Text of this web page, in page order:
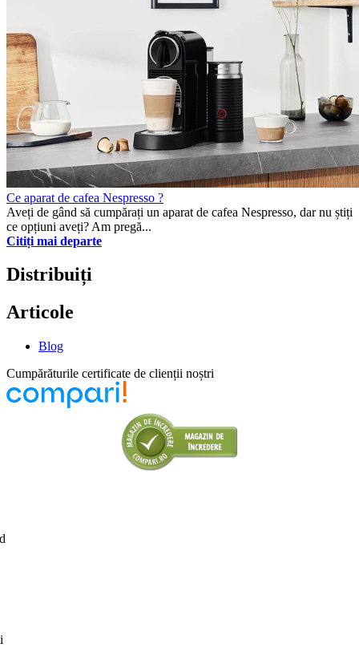
Ce aparat de cafea Nespresso ?
Aveți de gând să cumpărați un aparat de cafea Nespresso, dar nu știți
ce opțiuni aveți? Am pregă...
Citiți mai departe
Distribuiți
Articole
Blog
Cumpărăturile certificate de clienții noștri